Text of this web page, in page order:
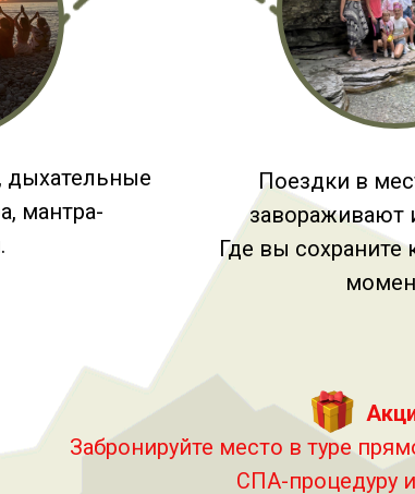
дыхательные
мантра-
Поездки в
завораживают
Где вы
Забронируйте место в туре
СПА-процедуру